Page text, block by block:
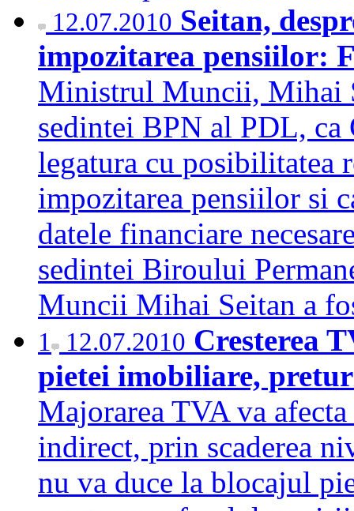
12.07.2010 Seitan,
impozitarea pensiilor:
Ministrul Muncii, Mihai
sedintei BPN al PDL,
legatura cu posibilitatea
impozitarea pensiilor si
datele financiare
sedintei Biroului
Muncii Mihai Seitan a
1 12.07.2010 Cresterea
pietei imobiliare,
Majorarea TVA va
indirect, prin scaderea
nu va duce la blocajul